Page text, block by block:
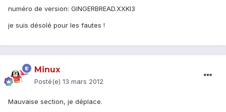
numéro de version: GINGERBREAD.XXKI3
je suis désolé pour les fautes !
Minux
Posté(e) 13 mars 2012
Mauvaise section, je déplace.